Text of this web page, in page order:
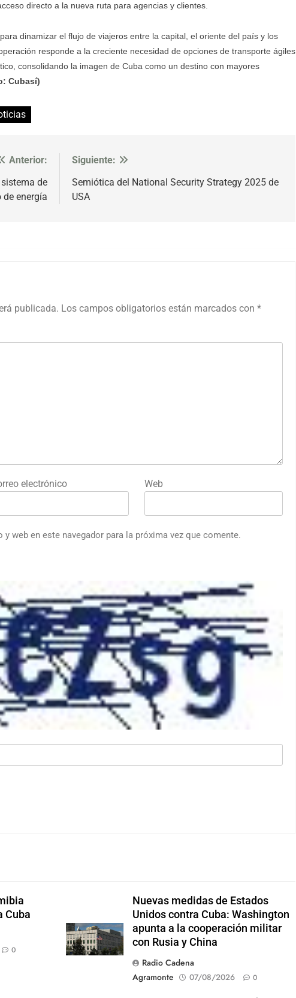
directo a la nueva ruta para agencias y clientes.
dinamizar el flujo de viajeros entre la capital, el oriente del país y los
responde a la creciente necesidad de opciones de transporte ágiles
consolidando la imagen de Cuba como un destino con mayores
Cubasí)
Anterior:
de
energía
Siguiente:
Semiótica del National Security Strategy 2025 de
USA
publicada. Los campos obligatorios están marcados con *
electrónico Web
web en este navegador para la próxima vez que comente.
Cuba
0
Nuevas medidas de Estados
Unidos contra Cuba: Washington
apunta a la cooperación militar
con Rusia y China
Radio Cadena
Agramonte
07/08/2026 0